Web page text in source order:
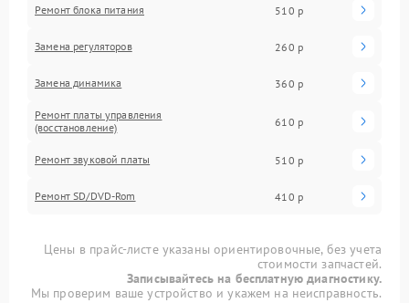
Ремонт блока питания 510 р
Замена регуляторов 260 р
Замена динамика 360 р
Ремонт платы управления
(восстановление)
610 р
Ремонт звуковой платы 510 р
Ремонт SD/DVD-Rom 410 р
Цены в прайс-листе указаны ориентировочные, без учета
стоимости запчастей.
Записывайтесь на бесплатную диагностику.
Мы проверим ваше устройство и укажем на неисправность.